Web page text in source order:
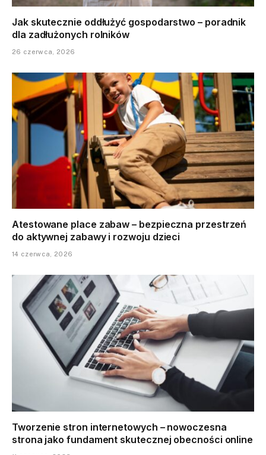
Jak skutecznie oddłużyć gospodarstwo – poradnik
dla zadłużonych rolników
26 czerwca, 2026
Atestowane place zabaw – bezpieczna przestrzeń
do aktywnej zabawy i rozwoju dzieci
14 czerwca, 2026
Tworzenie stron internetowych – nowoczesna
strona jako fundament skutecznej obecności online